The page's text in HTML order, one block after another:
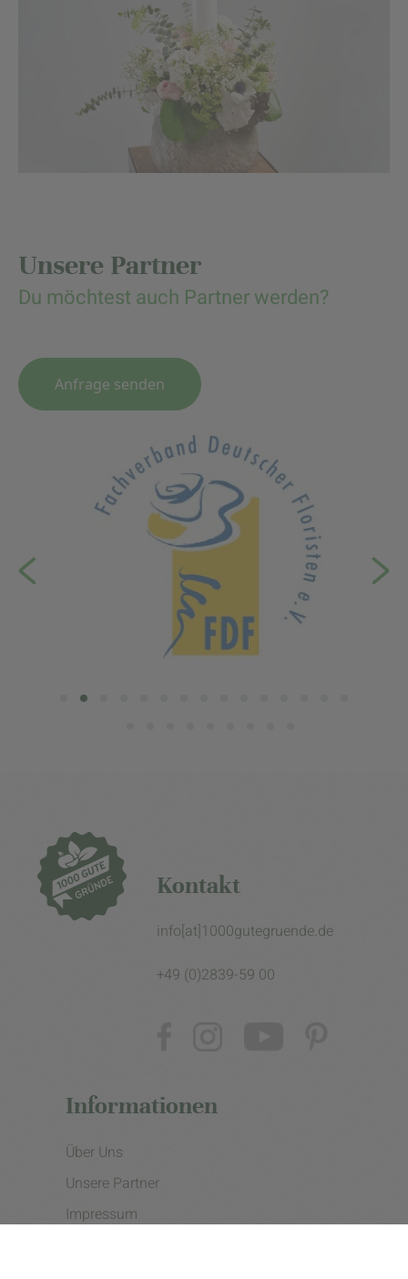
Unsere Partner
Du möchtest auch Partner werden?
Anfrage senden
Kontakt
info[at]1000gutegruende.de
+49 (0)2839-59 00
Informationen
Über Uns
Unsere Partner
Impressum